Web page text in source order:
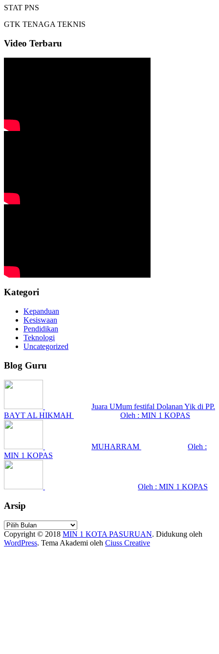
STAT PNS
GTK TENAGA TEKNIS
Video Terbaru
Kategori
Kepanduan
Kesiswaan
Pendidikan
Teknologi
Uncategorized
Blog Guru
Juara UMum festifal Dolanan Yik di PP.
BAYT AL HIKMAH
Oleh : MIN 1 KOPAS
MUHARRAM
Oleh :
MIN 1 KOPAS
Oleh : MIN 1 KOPAS
Arsip
Arsip
Copyright © 2018 MIN 1 KOTA PASURUAN. Didukung oleh
WordPress. Tema Akademi oleh Ciuss Creative